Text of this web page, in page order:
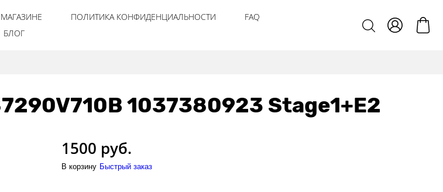
ПОЛИТИКА КОНФИДЕНЦИАЛЬНОСТИ
FAQ
БЛОГ
1037380923 Stage1+E2
1500 руб.
В корзину Быстрый заказ